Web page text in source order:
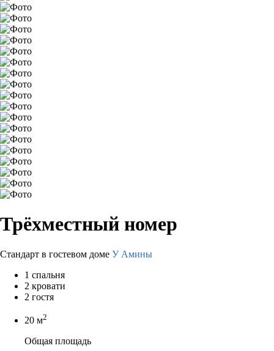
Трёхместный номер
Стандарт в гостевом доме У Амины
1 спальня
2 кровати
2 гостя
20 м2
Общая площадь